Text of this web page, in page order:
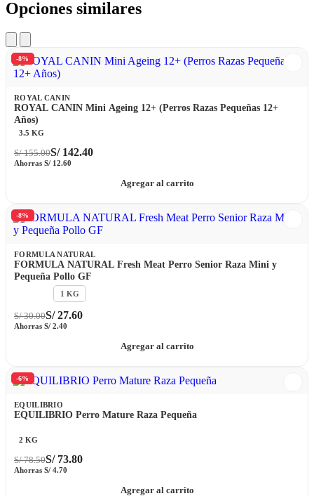
Opciones similares
-8%
ROYAL CANIN
ROYAL CANIN Mini Ageing 12+ (Perros Razas Pequeñas 12+
Años)
3.5 KG
S/155.00S/142.40
Ahorras S/ 12.60
Agregar al carrito
-8%
FORMULA NATURAL
FORMULA NATURAL Fresh Meat Perro Senior Raza Mini y
Pequeña Pollo GF
1 KG
S/30.00S/27.60
Ahorras S/ 2.40
Agregar al carrito
-6%
EQUILIBRIO
EQUILIBRIO Perro Mature Raza Pequeña
2 KG
S/78.50S/73.80
Ahorras S/ 4.70
Agregar al carrito